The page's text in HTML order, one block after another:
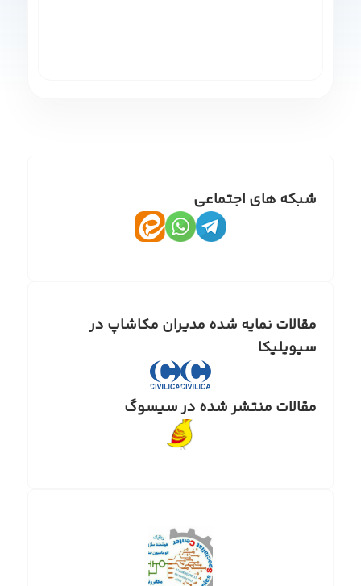
شبکه های اجتماعی
مقالات نمایه شده مدیران مکاشاپ در
سیویلیکا
مقالات منتشر شده در سیسوگ